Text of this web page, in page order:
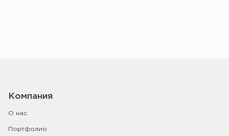
Компания
О нас
Портфолио